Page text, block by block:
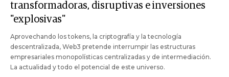
transformadoras, disruptivas e inversiones
"explosivas"
Aprovechando los tokens, la criptografía y la tecnología
descentralizada, Web3 pretende interrumpir las estructuras
empresariales monopolísticas centralizadas y de intermediación.
La actualidad y todo el potencial de este universo.